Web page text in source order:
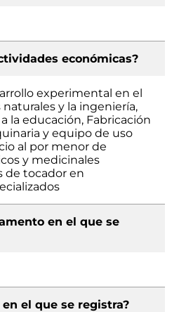
económicas?
experimental en el
y la ingeniería,
la educación, Fabricación
y equipo de uso
al por menor de
y medicinales
de tocador en
en el que se
el que se registra?